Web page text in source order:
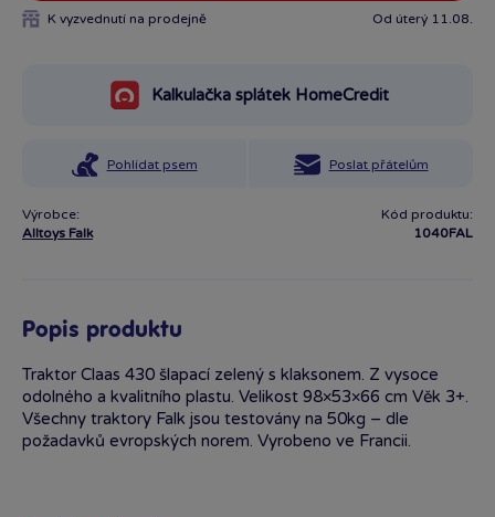
K vyzvednutí na prodejně Od úterý 11.08.
Kalkulačka splátek HomeCredit
Pohlídat psem Poslat přátelům
Výrobce:
Alltoys Falk
Kód produktu:
1040FAL
Popis produktu
Traktor Claas 430 šlapací zelený s klaksonem. Z vysoce
odolného a kvalitního plastu. Velikost 98×53×66 cm Věk 3+.
Všechny traktory Falk jsou testovány na 50kg – dle
požadavků evropských norem. Vyrobeno ve Francii.